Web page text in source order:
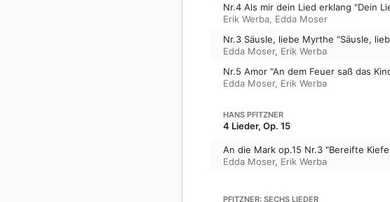
Nr.4 Als mir dein Lied erklang "Dein
Erik Werba, Edda Moser
Nr.3 Säusle, liebe Myrthe "Säusle,
Edda Moser, Erik Werba
Nr.5 Amor "An dem Feuer saß das
Edda Moser, Erik Werba
HANS PFITZNER
4 Lieder, Op. 15
An die Mark op.15 Nr.3 "Bereifte
Edda Moser, Erik Werba
PFITZNER: SECHS LIEDER